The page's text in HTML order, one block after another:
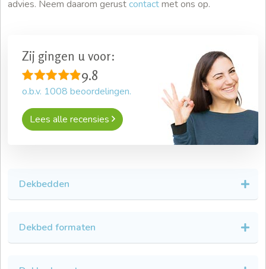
advies. Neem daarom gerustcontactmet ons op.
Zij gingen u voor:
9.8
o.b.v. 1008 beoordelingen.
Lees alle recensies
Dekbedden
Dekbed formaten